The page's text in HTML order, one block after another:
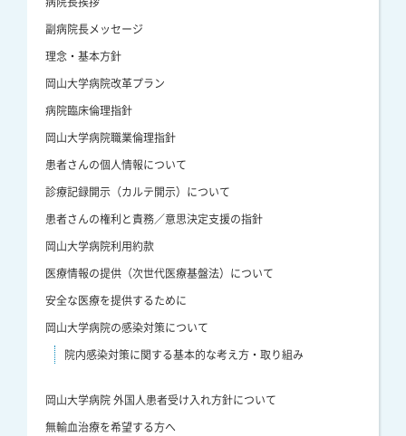
副病院長メッセージ
理念・基本方針
岡山大学病院改革プラン
病院臨床倫理指針
岡山大学病院職業倫理指針
患者さんの個人情報について
診療記録開示（カルテ開示）について
患者さんの権利と責務／意思決定支援の指針
岡山大学病院利用約款
医療情報の提供（次世代医療基盤法）について
安全な医療を提供するために
岡山大学病院の感染対策について
院内感染対策に関する基本的な考え方・取り組み
岡山大学病院 外国人患者受け入れ方針について
無輸血治療を希望する方へ